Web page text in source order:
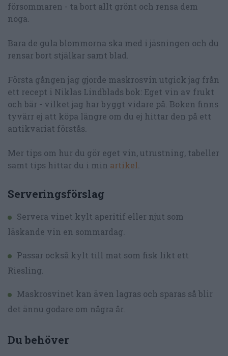
försommaren - ta bort allt grönt och rensa dem
noga.
Bara de gula blommorna ska med i jäsningen och du
rensar bort stjälkar samt blad.
Första gången jag gjorde maskrosvin utgick jag från
ett recept i Niklas Lindblads bok: Eget vin av frukt
och bär - vilket jag har byggt vidare på. Boken finns
tyvärr ej att köpa längre om du ej hittar den på ett
antikvariat förstås.
Mer tips om hur du gör eget vin, utrustning, tabeller
samt tips hittar du i min artikel
Serveringsförslag
Servera vinet kylt aperitif eller njut som
läskande vin en sommardag.
Passar också kylt till mat som fisk likt ett
Riesling.
Maskrosvinet kan även lagras och sparas så blir
det ännu godare om några år.
Du behöver